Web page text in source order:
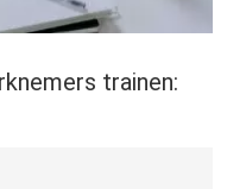
trainen: